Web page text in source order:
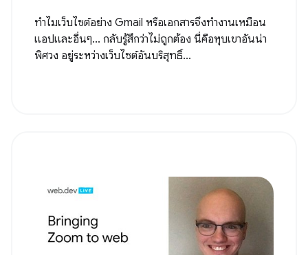
ทำไมเว็บไซต์อย่าง Gmail หรือเอกสารจึงทำงานเหมือน
แอปและอื่นๆ... กลับรู้สึกว่าไม่ถูกต้อง นี่คือหุบเขาอันน่า
พิศวง อยู่ระหว่างเว็บไซต์อันบริสุทธิ์...